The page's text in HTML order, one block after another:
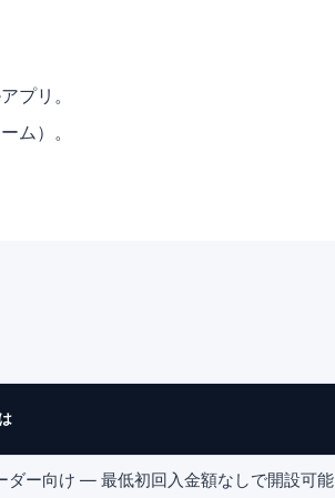
プリ。
ム）。
ダー向け — 最低初回入金額なしで開設可能